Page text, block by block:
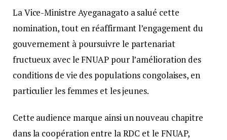
La Vice-Ministre Ayeganagato a salué cette
nomination, tout en réaffirmant l’engagement du
gouvernement à poursuivre le partenariat
fructueux avec le FNUAP pour l’amélioration des
conditions de vie des populations congolaises, en
particulier les femmes et les jeunes.
Cette audience marque ainsi un nouveau chapitre
dans la coopération entre la RDC et le FNUAP,